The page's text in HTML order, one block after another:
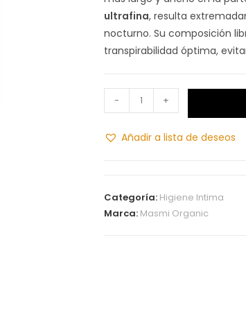
ultrafina, resulta
nocturno. Su composición
transpirabilidad óptima,
- +
Añadir a lista de deseos
Categoría: Higiene Intima
Marca: Masmi Organic